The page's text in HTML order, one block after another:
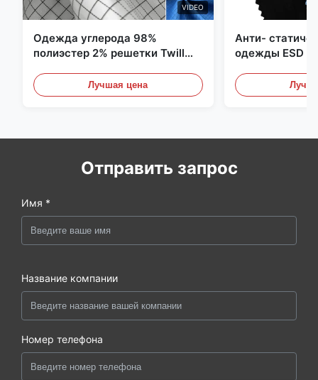
VIDEO
Одежда углерода 98%
полиэстер 2% решетки Twill
Лучшая цена
Анти-
одежды ESD
Отправить запрос
Имя *
Название компании
Номер телефона